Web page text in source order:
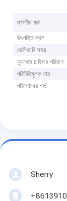
লক্ষণীয় করা
উৎপত্তি স্থল
ডেলিভারি সময়
ন্যূনতম চাহিদার পরিমাণ
পরিচিতিমুলক নাম
পরিশোধের শর্ত
Sherry